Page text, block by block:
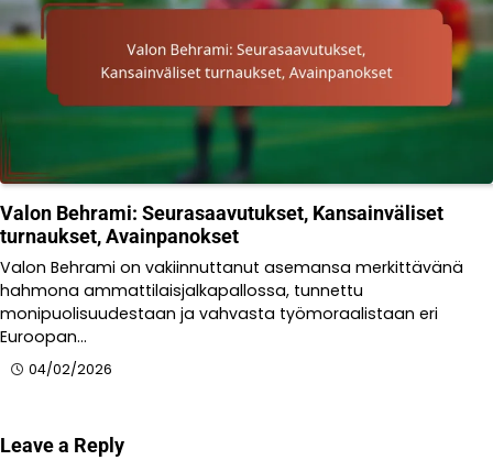
Valon Behrami: Seurasaavutukset, Kansainväliset
turnaukset, Avainpanokset
Valon Behrami on vakiinnuttanut asemansa merkittävänä
hahmona ammattilaisjalkapallossa, tunnettu
monipuolisuudestaan ja vahvasta työmoraalistaan eri
Euroopan…
04/02/2026
Leave a Reply